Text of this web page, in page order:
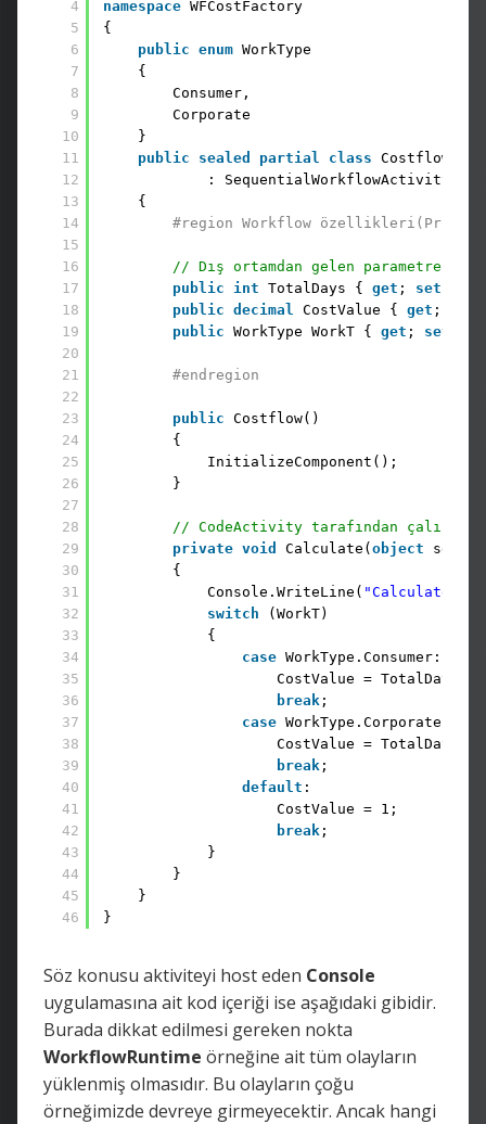
4
5
6
7
8
9
10
11
12
13
14
15
16
17
18
19
20
21
22
23
24
25
26
27
28
29
30
31
32
33
34
35
36
37
38
39
40
41
42
43
44
45
46
namespace WFCostFactory
{
public enum WorkType
{
Consumer,
Corporate
}
public
sealed partial class Costflow
: SequentialWorkflowActivity
{
#region Workflow
// Dış ortamdan gelen parametreler
public
int TotalDays { get ; set
public decimal CostValue { get ;
public WorkType WorkT { get ; set
#endregion
public Costflow()
{
InitializeComponent();
}
// CodeActivity tarafından
private void Calculate( object
{
Console.WriteLine( "Calculate
switch
(WorkT)
{
case WorkType.Consumer:
CostValue = TotalDays *
break ;
case WorkType.Corporate:
CostValue = TotalDays *
break ;
default :
CostValue = 1;
break ;
}
}
}
}
Söz konusu aktiviteyi host eden Console
uygulamasına ait kod içeriği ise aşağıdaki gibidir.
Burada dikkat edilmesi gereken nokta
WorkflowRuntime örneğine ait tüm olayların
yüklenmiş olmasıdır. Bu olayların çoğu
örneğimizde devreye girmeyecektir. Ancak hangi